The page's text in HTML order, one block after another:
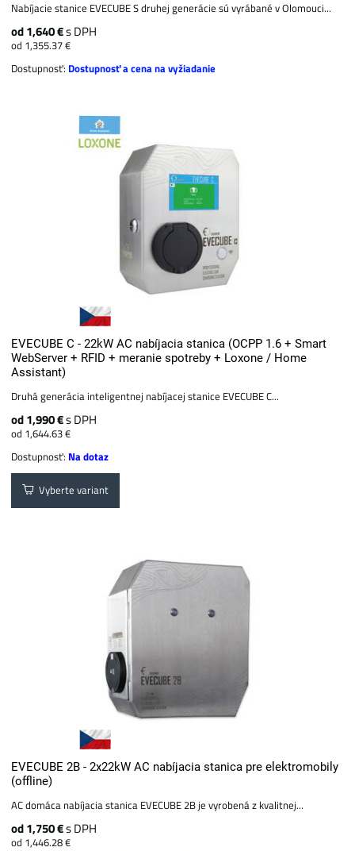
Nabíjacie stanice EVECUBE S druhej generácie sú vyrábané v Olomouci...
od 1,640 €s DPH
od 1,355.37 €
Dostupnosť: Dostupnosť a cena na vyžiadanie
EVECUBE C - 22kW AC nabíjacia stanica (OCPP 1.6 + Smart
WebServer + RFID + meranie spotreby + Loxone / Home
Assistant)
Druhá generácia inteligentnej nabíjacej stanice EVECUBE C...
od 1,990 €s DPH
od 1,644.63 €
Dostupnosť: Na dotaz
Vyberte variant
EVECUBE 2B - 2x22kW AC nabíjacia stanica pre elektromobily
(offline)
AC domáca nabíjacia stanica EVECUBE 2B je vyrobená z kvalitnej...
od 1,750 €s DPH
od 1,446.28 €